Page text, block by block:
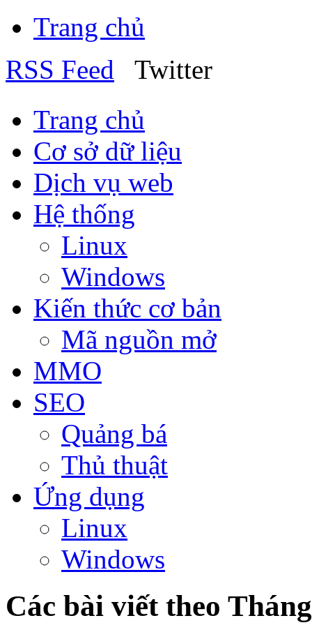
Trang chủ
RSS Feed Twitter
Trang chủ
Cơ sở dữ liệu
Dịch vụ web
Hệ thống
Linux
Windows
Kiến thức cơ bản
Mã nguồn mở
MMO
SEO
Quảng bá
Thủ thuật
Ứng dụng
Linux
Windows
Các bài viết theo